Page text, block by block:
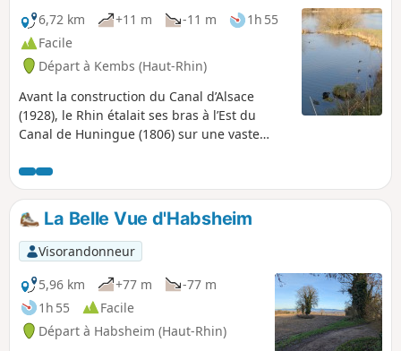
6,72 km
+11 m -11 m
1h 55
Facile
Départ à Kembs (Haut-Rhin)
Avant la construction du Canal d’Alsace
(1928), le Rhin étalait ses bras à l’Est du
Canal de Huningue (1806) sur une vaste
Rhin au Nord jusqu'au Sud de l'île du Rhin,
par des chemins souvent en zones
protégées de la "Petite Camargue
Alsacienne", une séries de courtes
promenades nous font découvrir de
nombreux sites naturels et industriels liés à
l’histoire du Rhin.Commençons par une
balade entre le pont-levis de Kembs (1831)
et l’Écluse Le Corbusier (1961).
La Belle Vue d'Habsheim
Visorandonneur
5,96 km
+77 m
-77 m
1h 55
Facile
Départ à Habsheim (Haut-Rhin)